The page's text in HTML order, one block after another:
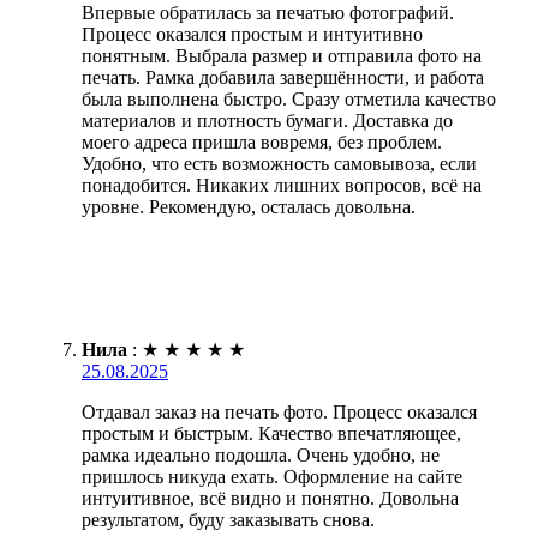
Впервые обратилась за печатью фотографий.
Процесс оказался простым и интуитивно
понятным. Выбрала размер и отправила фото на
печать. Рамка добавила завершённости, и работа
была выполнена быстро. Сразу отметила качество
материалов и плотность бумаги. Доставка до
моего адреса пришла вовремя, без проблем.
Удобно, что есть возможность самовывоза, если
понадобится. Никаких лишних вопросов, всё на
уровне. Рекомендую, осталась довольна.
Нила : ★ ★ ★ ★ ★
25.08.2025
Отдавал заказ на печать фото. Процесс оказался
простым и быстрым. Качество впечатляющее,
рамка идеально подошла. Очень удобно, не
пришлось никуда ехать. Оформление на сайте
интуитивное, всё видно и понятно. Довольна
результатом, буду заказывать снова.